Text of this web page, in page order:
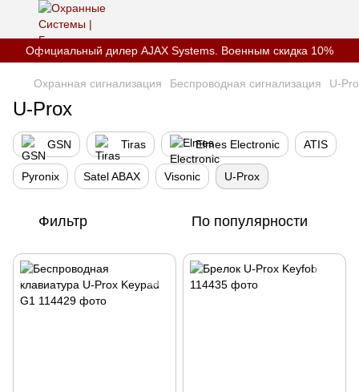
Официальный дилер AJAX Systems. Военным скидка 10%
Охранная сигнализация Беспроводная сигнализация U-
U-Prox
GSN Tiras Elmes Electronic ATIS
Pyronix Satel ABAX Visonic U-Prox
Фильтр По популярности